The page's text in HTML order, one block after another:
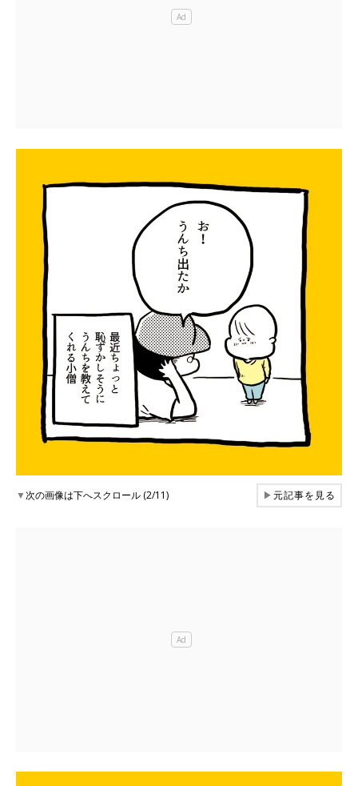
▼次の画像は下へスクロール (2/11) ▶元記事を見る